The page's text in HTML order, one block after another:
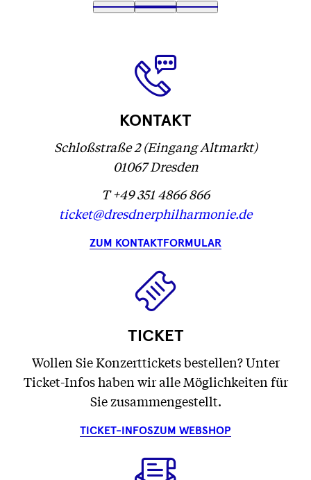
Text
1
Text
2
(
...
Text
3
KONTAKT
Schloßstraße 2 (Eingang Altmarkt)
01067 Dresden
T +49 351 4866 866
ticket@dresdnerphilharmonie.de
ZUM KONTAKTFORMULAR
TICKET
Wollen Sie Konzerttickets bestellen? Unter
Ticket-Infos haben wir alle Möglichkeiten für
Sie zusammengestellt.
TICKET-INFOSZUM WEBSHOP